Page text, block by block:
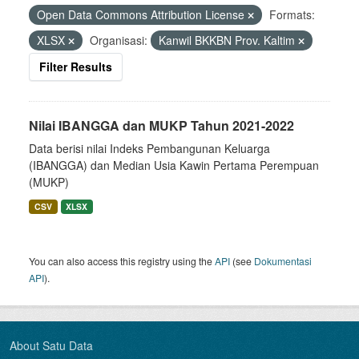
Open Data Commons Attribution License
Formats:
XLSX
Organisasi:
Kanwil BKKBN Prov. Kaltim
Filter Results
Nilai IBANGGA dan MUKP Tahun 2021-2022
Data berisi nilai Indeks Pembangunan Keluarga
(IBANGGA) dan Median Usia Kawin Pertama Perempuan
(MUKP)
CSV XLSX
You can also access this registry using theAPI (see Dokumentasi
API).
About Satu Data